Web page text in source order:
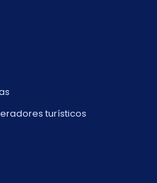
turísticos